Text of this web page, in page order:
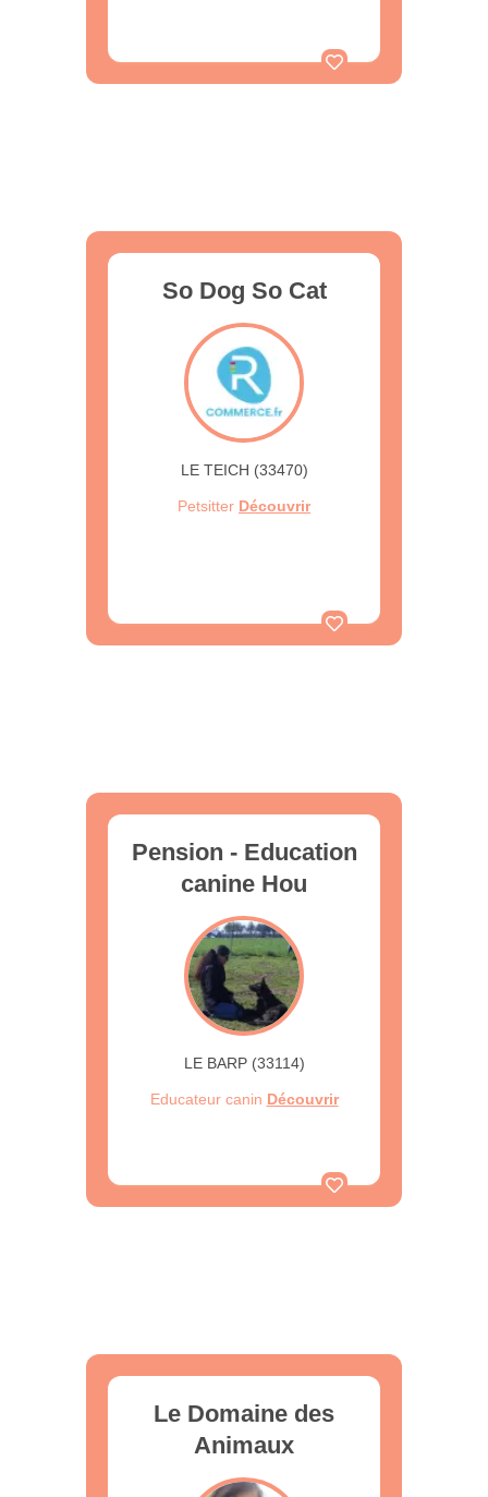
So Dog So Cat
LE TEICH (33470)
Petsitter Découvrir
Pension - Education
canine Hou
LE BARP (33114)
Educateur canin Découvrir
Le Domaine des
Animaux